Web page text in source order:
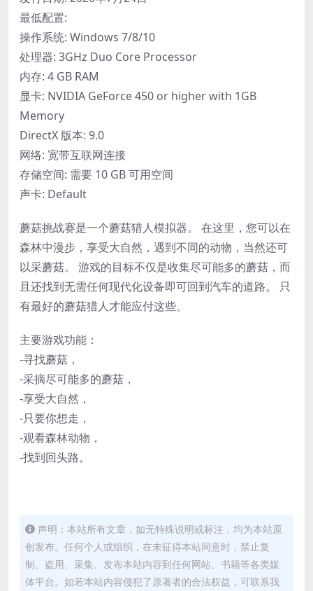
最低配置:
操作系统: Windows 7/8/10
处理器: 3GHz Duo Core Processor
内存: 4 GB RAM
显卡: NVIDIA GeForce 450 or higher with 1GB
Memory
DirectX 版本: 9.0
网络: 宽带互联网连接
存储空间: 需要 10 GB 可用空间
声卡: Default
蘑菇挑战赛是一个蘑菇猎人模拟器。 在这里，您可以在
森林中漫步，享受大自然，遇到不同的动物，当然还可
以采蘑菇。 游戏的目标不仅是收集尽可能多的蘑菇，而
且还找到无需任何现代化设备即可回到汽车的道路。 只
有最好的蘑菇猎人才能应付这些。
主要游戏功能：
-寻找蘑菇，
-采摘尽可能多的蘑菇，
-享受大自然，
-只要你想走，
-观看森林动物，
-找到回头路。
声明：本站所有文章，如无特殊说明或标注，均为本站原
创发布。任何个人或组织，在未征得本站同意时，禁止复
制、盗用、采集、发布本站内容到任何网站、书籍等各类媒
体平台。如若本站内容侵犯了原著者的合法权益，可联系我